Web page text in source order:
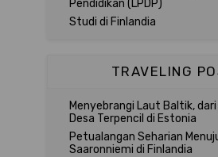
Pendidikan (LPDP)
Studi di Finlandia
TRAVELING
Menyebrangi Laut Baltik,
Desa Terpencil di Estonia
Petualangan Seharian
Saaronniemi di Finlandia